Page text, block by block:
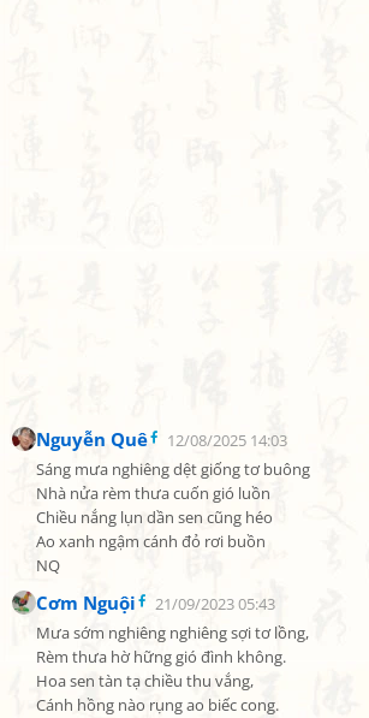
Nguyễn Quê
12/08/2025 14:03
Sáng mưa nghiêng dệt giống tơ buông
Nhà nửa rèm thưa cuốn gió luồn
Chiều nắng lụn dần sen cũng héo
Ao xanh ngậm cánh đỏ rơi buồn
NQ
Cơm Nguội
21/09/2023 05:43
Mưa sớm nghiêng nghiêng sợi tơ lồng,
Rèm thưa hờ hững gió đình không.
Hoa sen tàn tạ chiều thu vắng,
Cánh hồng nào rụng ao biếc cong.